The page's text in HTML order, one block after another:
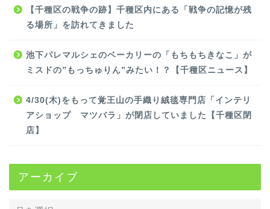
【千種区の戦争の跡】千種区内にある「戦争の記憶が残
る場所」を訪れてきました
池下パレマルシェのベーカリーの「もちもちきなこ」が
ミスドの”もっちゅりん”みたい！？【千種区ニュース】
4/30(木)をもって覚王山の手織り絨毯専門店「インテリ
アショップ マツバラ」が閉店していました【千種区閉
店】
アーカイブ